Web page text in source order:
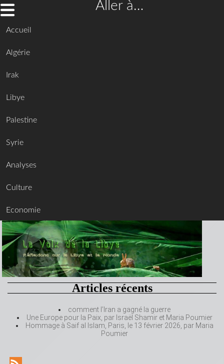
Aller à…
Accueil
Algérie
Irak
Libye
Palestine
Syrie
Analyses
Culture
Economie
Articles récents
comment l’Iran a gagné la guerre
Une Europe pour la Paix, par Israël Shamir et Maria Poumier
Hommage à Saif al Islam, Paris, le 13 février 2026, par Maria
Poumier